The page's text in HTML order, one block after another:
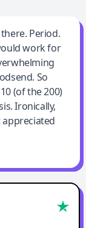
Period.
work for
So
(of the 200)
Ironically,